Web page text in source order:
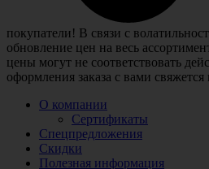
покупатели! В связи с
обновление цен на весь
цены могут не соответствовать
оформления заказа с вами
О компании
Сертификаты
Спецпредложения
Скидки
Полезная информация